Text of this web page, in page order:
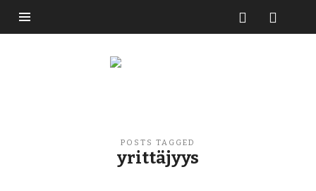
Buzzikuski
POSTS TAGGED
yrittäjyys